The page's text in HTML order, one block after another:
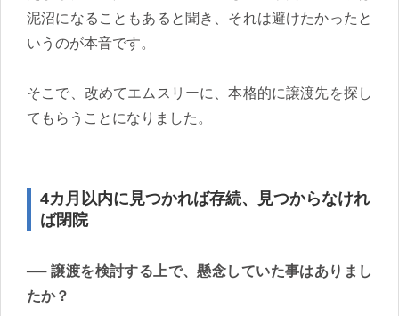
泥沼になることもあると聞き、それは避けたかったと
いうのが本音です。
そこで、改めてエムスリーに、本格的に譲渡先を探し
てもらうことになりました。
4カ月以内に見つかれば存続、見つからなけれ
ば閉院
譲渡を検討する上で、懸念していた事はありまし
たか？